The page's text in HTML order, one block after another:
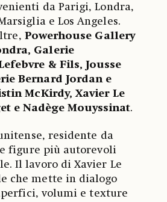
da Parigi, Londra,
e Los Angeles.
Powerhouse Gallery
Galerie
& Fils, Jousse
Bernard Jordan e
McKirdy, Xavier Le
e Nadège Mouyssinat.
residente da
figure più autorevoli
Il lavoro di Xavier Le
che mette in dialogo
volumi e texture